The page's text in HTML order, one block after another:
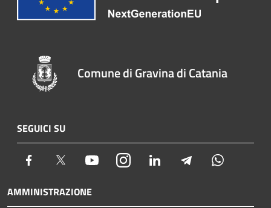
Comune di Gravina di Catania
SEGUICI SU
Facebook Twitter YoutubeInstagram LinkedIn Telegram
AMMINISTRAZIONE